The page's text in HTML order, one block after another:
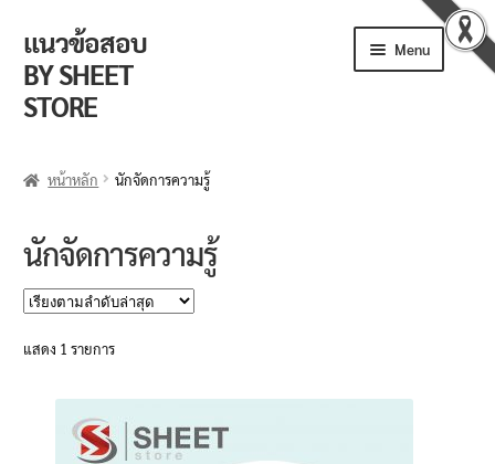
Skip
to
navigation
Skip
to
content
แนวข้อสอบ
BY SHEET
STORE
Menu
วิธีการสั่งซื้อ
แจ้งชำระเงิน
ติดตามพัสดุ
หน้าหลัก นักจัดการความรู้
นักจัดการความรู้
แสดง 1 รายการ